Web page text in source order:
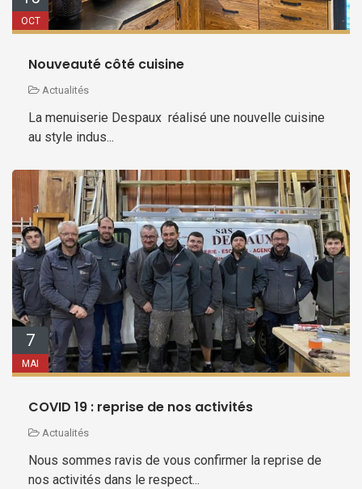
OCT
Nouveauté côté cuisine
Actualités
La menuiserie Despaux réalisé une nouvelle cuisine
au style indus...
7
MAI
COVID 19 : reprise de nos activités
Actualités
Nous sommes ravis de vous confirmer la reprise de
nos activités dans le respect...